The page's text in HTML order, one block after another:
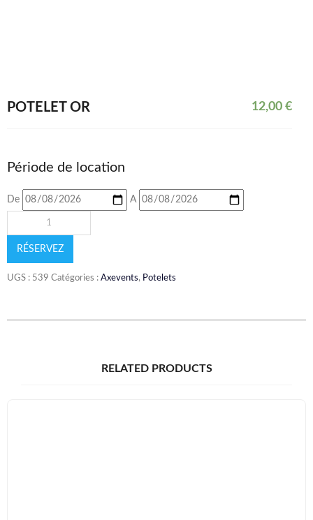
POTELET OR 12,00 €
Période de location
De A
RÉSERVEZ
UGS : 539 Catégories : Axevents, Potelets
RELATED PRODUCTS